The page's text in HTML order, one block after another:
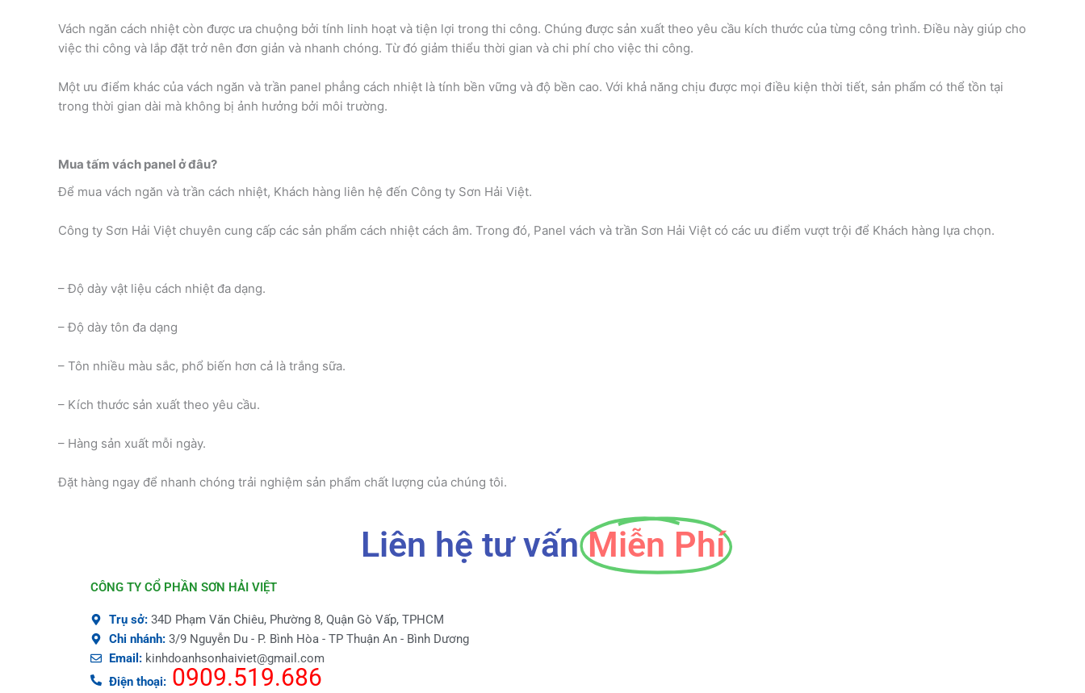
Vách ngăn cách nhiệt còn được ưa chuộng bởi tính linh hoạt và tiện lợi trong thi công. Chúng được sản xuất theo yêu cầu kích thước của từng công trình. Điều này giúp cho
việc thi công và lắp đặt trở nên đơn giản và nhanh chóng. Từ đó giảm thiểu thời gian và chi phí cho việc thi công.
Một ưu điểm khác của vách ngăn và trần panel phẳng cách nhiệt là tính bền vững và độ bền cao. Với khả năng chịu được mọi điều kiện thời tiết, sản phẩm có thể tồn tại
trong thời gian dài mà không bị ảnh hưởng bởi môi trường.
Mua tấm vách panel ở đâu?
Để mua vách ngăn và trần cách nhiệt, Khách hàng liên hệ đến Công ty Sơn Hải Việt.
Công ty Sơn Hải Việt chuyên cung cấp các sản phẩm cách nhiệt cách âm. Trong đó, Panel vách và trần Sơn Hải Việt có các ưu điểm vượt trội để Khách hàng lựa chọn.
– Độ dày vật liệu cách nhiệt đa dạng.
– Độ dày tôn đa dạng
– Tôn nhiều màu sắc, phổ biến hơn cả là trắng sữa.
– Kích thước sản xuất theo yêu cầu.
– Hàng sản xuất mỗi ngày.
Đặt hàng ngay để nhanh chóng trải nghiệm sản phẩm chất lượng của chúng tôi.
Liên hệ tư vấnMiễn Phí
CÔNG TY CỔ PHẦN SƠN HẢI VIỆT
Trụ sở:34D Phạm Văn Chiêu, Phường 8, Quận Gò Vấp, TPHCM
Chi nhánh:3/9 Nguyễn Du - P. Bình Hòa - TP Thuận An - Bình Dương
Email:kinhdoanhsonhaiviet@gmail.com
Điện thoại:0909.519.686